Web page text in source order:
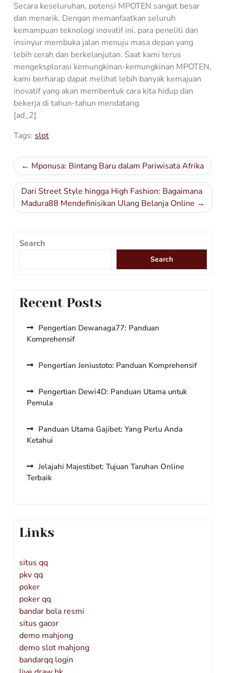
Secara keseluruhan, potensi MPOTEN sangat besar
dan menarik. Dengan memanfaatkan seluruh
kemampuan teknologi inovatif ini, para peneliti dan
insinyur membuka jalan menuju masa depan yang
lebih cerah dan berkelanjutan. Saat kami terus
mengeksplorasi kemungkinan-kemungkinan MPOTEN,
kami berharap dapat melihat lebih banyak kemajuan
inovatif yang akan membentuk cara kita hidup dan
bekerja di tahun-tahun mendatang.
[ad_2]
Tags: slot
Post
navigation
Mponusa: Bintang Baru dalam Pariwisata Afrika
Dari Street Style hingga High Fashion: Bagaimana
Madura88 Mendefinisikan Ulang Belanja Online
Search
Search
Recent Posts
Pengertian Dewanaga77: Panduan
Komprehensif
Pengertian Jeniustoto: Panduan Komprehensif
Pengertian Dewi4D: Panduan Utama untuk
Pemula
Panduan Utama Gajibet: Yang Perlu Anda
Ketahui
Jelajahi Majestibet: Tujuan Taruhan Online
Terbaik
Links
situs qq
pkv qq
poker
poker qq
bandar bola resmi
situs gacor
demo mahjong
demo slot mahjong
bandarqq login